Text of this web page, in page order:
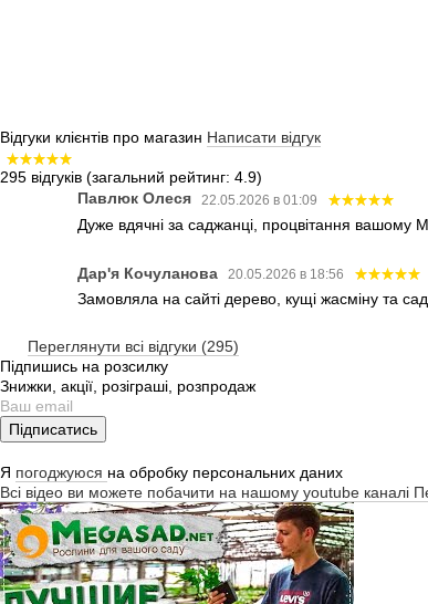
Відгуки клієнтів про магазин Написати відгук
295 відгуків (загальний рейтинг: 4.9)
Павлюк Олеся
22.05.2026 в 01:09
Дуже вдячні за саджанці, процвітання
Дар'я Кочуланова 20.05.2026 в 18:56
Замовляла на сайті дерево, кущі жасміну та
Переглянути всі відгуки (295)
Підпишись на розсилку
Знижки, акції, розіграші, розпродаж
Підписатись
Я погоджуюся на обробку персональних даних
Всі відео ви можете побачити на нашому youtube каналі